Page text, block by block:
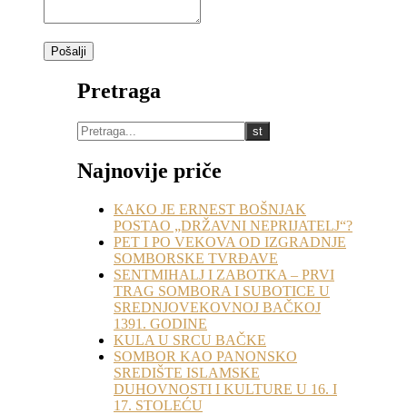
Pretraga
Najnovije priče
KAKO JE ERNEST BOŠNJAK
POSTAO „DRŽAVNI NEPRIJATELJ“?
PET I PO VEKOVA OD IZGRADNJE
SOMBORSKE TVRĐAVE
SENTMIHALJ I ZABOTKA – PRVI
TRAG SOMBORA I SUBOTICE U
SREDNJOVEKOVNOJ BAČKOJ
1391. GODINE
KULA U SRCU BAČKE
SOMBOR KAO PANONSKO
SREDIŠTE ISLAMSKE
DUHOVNOSTI I KULTURE U 16. I
17. STOLEĆU